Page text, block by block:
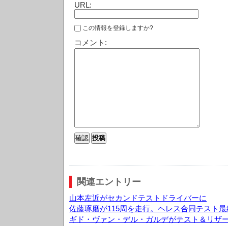
URL:
この情報を登録しますか?
コメント:
関連エントリー
山本左近がセカンドテストドライバーに
佐藤琢磨が115周を走行。ヘレス合同テスト
ギド・ヴァン・デル・ガルデがテスト＆リザ